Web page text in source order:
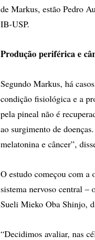
de Markus, estão Pedro
IB-USP.
Produção periférica e
Segundo Markus, há
condição fisiológica e a
pela pineal não é
ao surgimento de
melatonina e câncer”,
O estudo começou com a
sistema nervoso central –
Sueli Mieko Oba Shinjo,
“Decidimos avaliar, nas